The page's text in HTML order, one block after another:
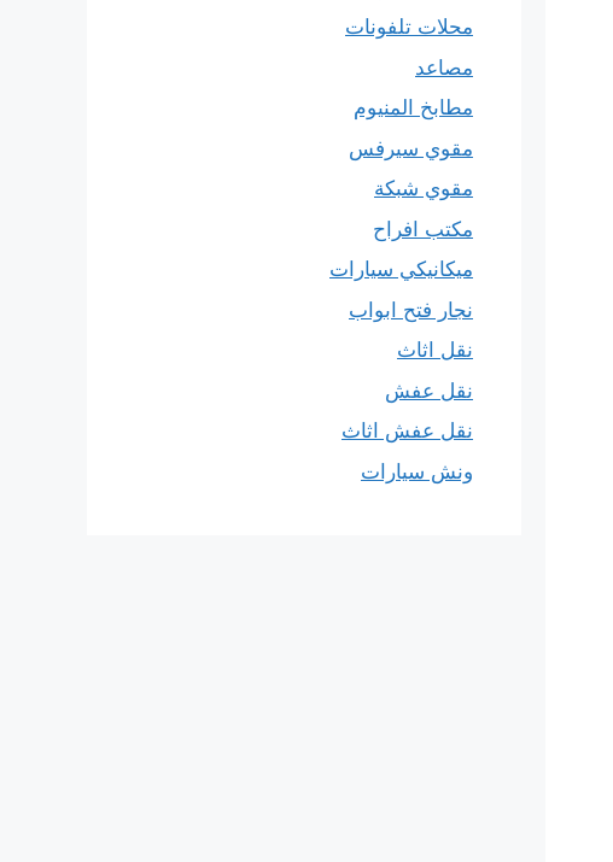
محلات تلفونات
مصاعد
مطابخ المنيوم
مقوي سيرفس
مقوي شبكة
مكتب افراح
ميكانيكي سيارات
نجار فتح ابواب
نقل اثاث
نقل عفش
نقل عفش اثاث
ونش سيارات